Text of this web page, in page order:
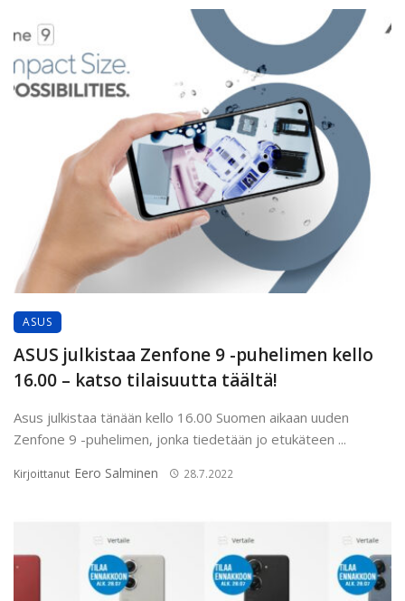
ASUS
ASUS julkistaa Zenfone 9 -puhelimen kello
16.00 – katso tilaisuutta täältä!
Asus julkistaa tänään kello 16.00 Suomen aikaan uuden
Zenfone 9 -puhelimen, jonka tiedetään jo etukäteen ...
Kirjoittanut Eero Salminen 28.7.2022